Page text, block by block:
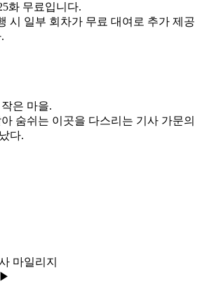
화 무료입니다.
시 일부 회차가 무료 대여로 추가 제공
은 마을.
숨쉬는 이곳을 다스리는 기사 가문의
다.
마일리지